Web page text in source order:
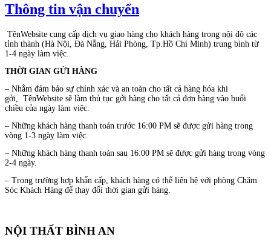
Thông tin vận chuyển
TênWebsite cung cấp dịch vụ giao hàng cho khách hàng trong nội đô các
tỉnh thành (Hà Nội, Đà Nẵng, Hải Phòng, Tp.Hồ Chí Minh) trung bình từ
1-4 ngày làm việc.
THỜI GIAN GỬI HÀNG
– Nhằm đảm bảo sự chính xác và an toàn cho tất cả hàng hóa khi
gởi,
TênWebsite sẽ làm thủ tục gởi hàng cho tất cả đơn hàng vào buổi
chiều của ngày làm việc.
– Những khách hàng thanh toán trước 16:00 PM sẽ được gửi hàng trong
vòng 1-3 ngày làm việc.
– Những khách hàng thanh toán sau 16:00 PM sẽ được gửi hàng trong vòng
2-4 ngày.
– Trong trường hợp khẩn cấp, khách hàng có thể liên hệ với phòng Chăm
Sóc Khách Hàng để thay đổi thời gian gửi hàng.
NỘI THẤT BÌNH AN